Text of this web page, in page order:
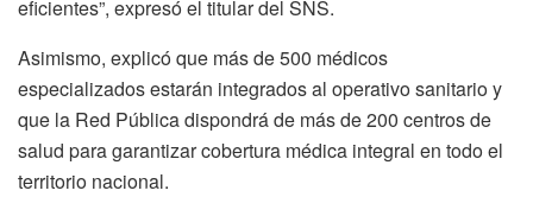
eficientes”, expresó el titular del SNS.
Asimismo, explicó que más de 500 médicos
especializados estarán integrados al operativo sanitario y
que la Red Pública dispondrá de más de 200 centros de
salud para garantizar cobertura médica integral en todo el
territorio nacional.